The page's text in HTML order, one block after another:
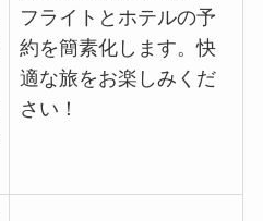
フライトとホテルの予
約を簡素化します。快
適な旅をお楽しみくだ
さい！